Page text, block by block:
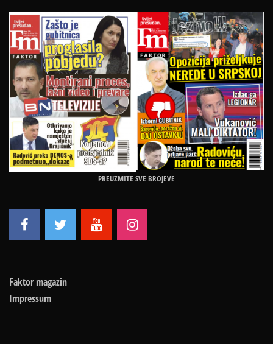
PREUZMITE SVE BROJEVE
Faktor magazin
Impressum